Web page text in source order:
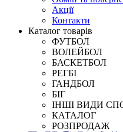
Акції
Контакти
Каталог товарів
ФУТБОЛ
ВОЛЕЙБОЛ
БАСКЕТБОЛ
РЕГБІ
ГАНДБОЛ
БІГ
ІНШІ ВИДИ
КАТАЛОГ
РОЗПРОДАЖ